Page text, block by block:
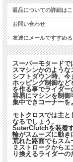
工具箱に入っている、通
能です。
*すべてのスー
ているBTLス
枚付属。（計3
返品についての詳細は
お問い合わせ
友達にメールですすめる
スーパーモタード
スマシンかのような
シフトダウン時、
ホッピング制御な
を作る事でライダー
容易にマシンを制御
集中できコーナーを
モトクロスでは主
なるでしょう。
SuterClutchを装着
輪がスムーズに動き
荒れた路面でもスム
２ストロークから
り換えるライダーの